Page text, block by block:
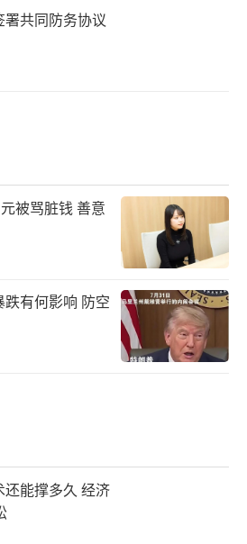
共同防务协议
被骂脏钱 善意
有何影响 防空
能撑多久 经济